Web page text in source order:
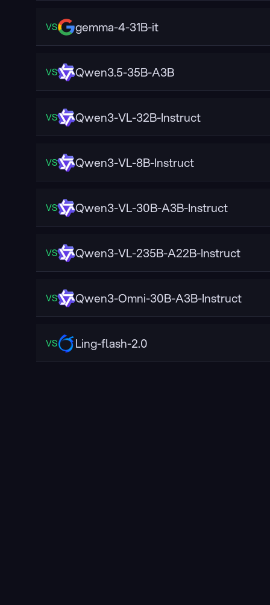
VS gemma-4-31B-it
VS Qwen3.5-35B-A3B
VS Qwen3-VL-32B-Instruct
VS Qwen3-VL-8B-Instruct
VS Qwen3-VL-30B-A3B-Instruct
VS Qwen3-VL-235B-A22B-Instruct
VS Qwen3-Omni-30B-A3B-Instruct
VS Ling-flash-2.0